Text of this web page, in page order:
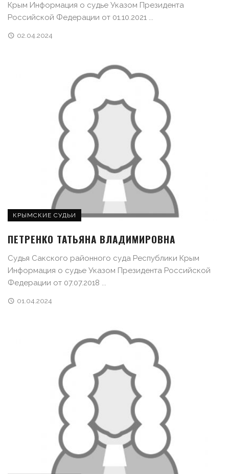
Крым Информация о судье Указом Президента
Российской Федерации от 01.10.2021 ...
02.04.2024
КРЫМСКИЕ СУДЬИ
ПЕТРЕНКО ТАТЬЯНА ВЛАДИМИРОВНА
Судья Сакского районного суда Республики Крым
Информация о судье Указом Президента Российской
Федерации от 07.07.2018 ...
01.04.2024